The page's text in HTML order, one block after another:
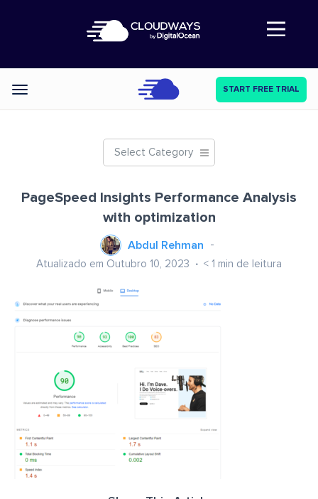
Abre a navegação
Categories START FREE TRIAL
Select Category
PageSpeed Insights Performance Analysis
with optimization
Abdul Rehman
Atualizado em Outubro 10, 2023 < 1 min de leitura